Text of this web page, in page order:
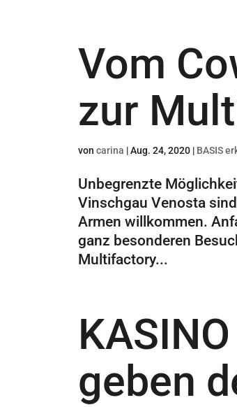
Vom
zur
von carina |Aug. 24, 2020| BASIS
Unbegrenzte
Vinschgau Venosta
Armen willkommen.
ganz besonderen
Multifactory...
geben